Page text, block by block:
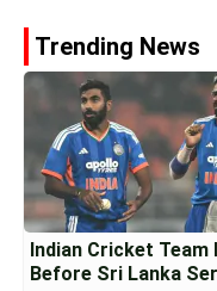
Trending News
Indian Cricket Team
Before Sri Lanka